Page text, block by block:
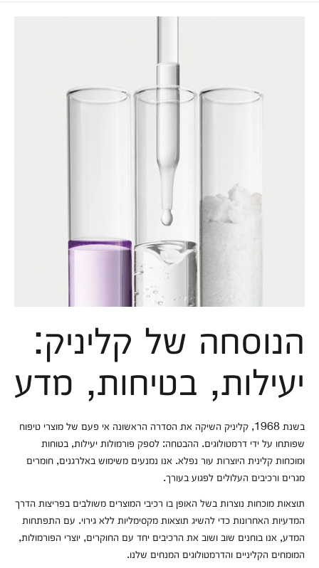
הנוסחה של קליניק:
יעילות, בטיחות, מדע
בשנת 1968, קליניק השיקה את הסדרה הראשונה אי פעם של מוצרי טיפוח
שפותחו על ידי דרמטולוגים. ההבטחה: לספק פורמולות יעילות, בטוחות
ומוכחות קלינית היוצרות עור נפלא. אנו נמנעים משימוש באלרגנים, חומרים
מגרים ורכיבים העלולים לפגוע בעורך.
תוצאות מוכחות נוצרות בשל האופן בו רכיבי המוצרים משולבים בפריצות הדרך
המדעיות האחרונות כדי להשיג תוצאות מקסימליות ללא גירוי. עם התפתחות
המדע, אנו בוחנים שוב ושוב את הרכיבים יחד עם החוקרים, יוצרי הפורמולות,
המומחים הקליניים והדרמטולוגים המנחים שלנו.